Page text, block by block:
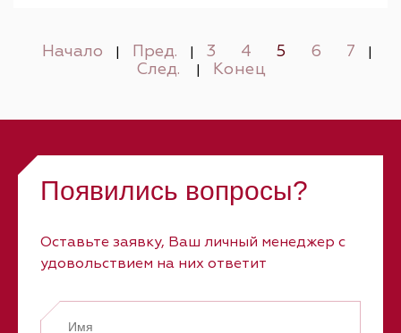
Начало Пред. 3 4 5 6 7
След. Конец
Появились вопросы?
Оставьте заявку, Ваш личный менеджер с
удовольствием на них ответит